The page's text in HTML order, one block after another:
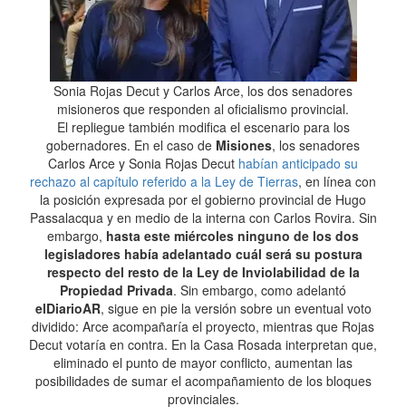
Sonia Rojas Decut y Carlos Arce, los dos senadores
misioneros que responden al oficialismo provincial.
El repliegue también modifica el escenario para los
gobernadores. En el caso de Misiones, los senadores
Carlos Arce y Sonia Rojas Decut habían anticipado su
rechazo al capítulo referido a la Ley de Tierras, en línea con
la posición expresada por el gobierno provincial de Hugo
Passalacqua y en medio de la interna con Carlos Rovira. Sin
embargo, hasta este miércoles ninguno de los dos
legisladores había adelantado cuál será su postura
respecto del resto de la Ley de Inviolabilidad de la
Propiedad Privada. Sin embargo, como adelantó
elDiarioAR, sigue en pie la versión sobre un eventual voto
dividido: Arce acompañaría el proyecto, mientras que Rojas
Decut votaría en contra. En la Casa Rosada interpretan que,
eliminado el punto de mayor conflicto, aumentan las
posibilidades de sumar el acompañamiento de los bloques
provinciales.